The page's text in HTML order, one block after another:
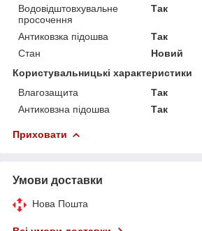
Водовідштовхувальне
просочення
Так
Антиковзка підошва
Так
Стан
Новий
Користувальницькі характеристики
Влагозащита
Так
Антиковзна підошва
Так
Приховати
Умови доставки
Нова Пошта